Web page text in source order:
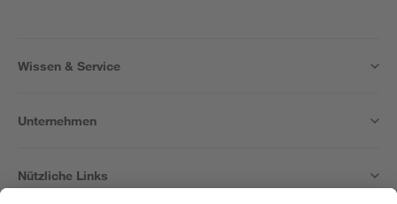
Wissen & Service
Unternehmen
Nützliche Links